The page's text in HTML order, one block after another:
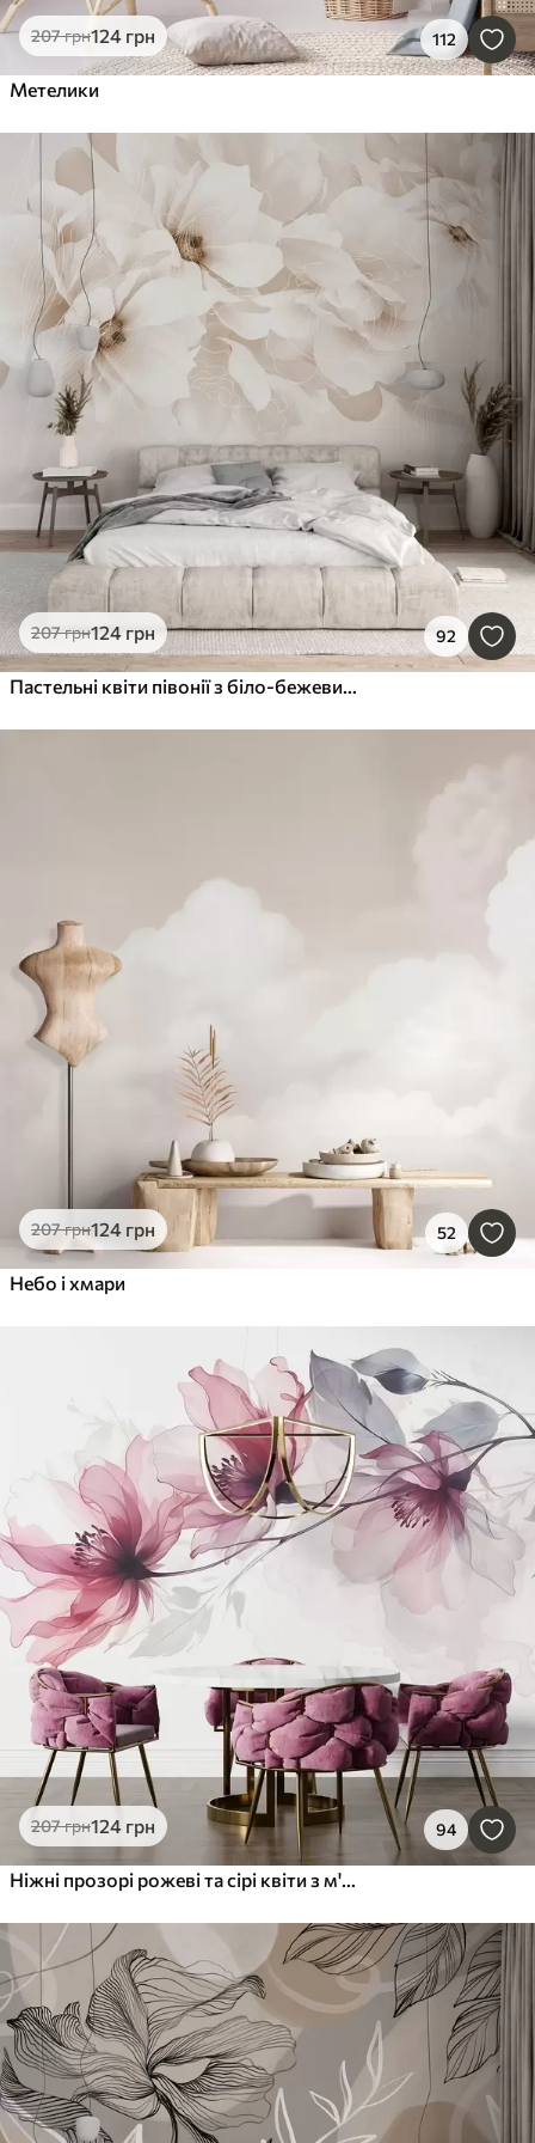
207грн124 грн 112
Метелики
207грн124 грн 92
Пастельні квіти півонії з біло-бежевими ніжними пелюстками та білими лініями на світло-бежевому тлі
207грн124 грн 52
Небо і хмари
207грн124 грн 94
Ніжні прозорі рожеві та сірі квіти з м'якими розмитими пелюстками на білому тлі